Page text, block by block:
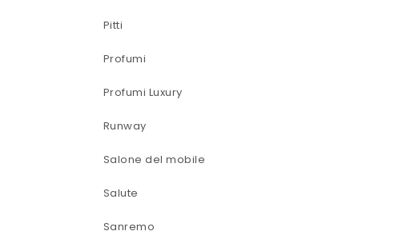
Pitti
Profumi
Profumi Luxury
Runway
Salone del mobile
Salute
Sanremo